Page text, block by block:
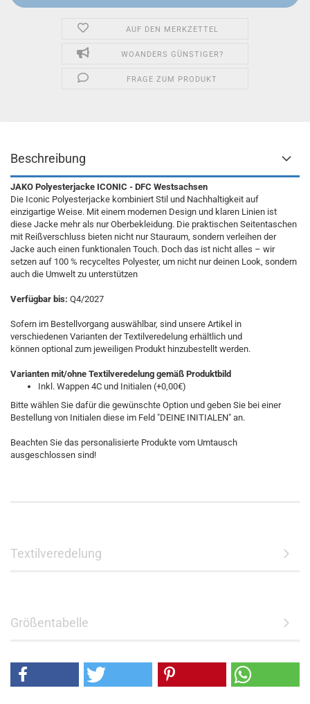
AUF DEN MERKZETTEL
WOANDERS GÜNSTIGER?
FRAGE ZUM PRODUKT
Beschreibung
JAKO Polyesterjacke ICONIC - DFC Westsachsen
Die Iconic Polyesterjacke kombiniert Stil und Nachhaltigkeit auf
einzigartige Weise. Mit einem modernen Design und klaren Linien ist
diese Jacke mehr als nur Oberbekleidung. Die praktischen Seitentaschen
mit Reißverschluss bieten nicht nur Stauraum, sondern verleihen der
Jacke auch einen funktionalen Touch. Doch das ist nicht alles – wir
setzen auf 100 % recyceltes Polyester, um nicht nur deinen Look, sondern
auch die Umwelt zu unterstützen
Verfügbar bis: Q4/2027
Sofern im Bestellvorgang auswählbar, sind unsere Artikel in
verschiedenen Varianten der Textilveredelung erhältlich und
können optional zum jeweiligen Produkt hinzubestellt werden.
Varianten mit/ohne Textilveredelung gemäß Produktbild
Inkl. Wappen 4C und Initialen (+0,00€)
Bitte wählen Sie dafür die gewünschte Option und geben Sie bei einer
Bestellung von Initialen diese im Feld "DEINE INITIALEN" an.
Beachten Sie das personalisierte Produkte vom Umtausch
ausgeschlossen sind!
Textilveredelung
Größentabelle